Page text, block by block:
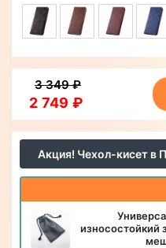
Акция! Чехол-кисет
износостойкий
2 749 ₽
3 349 ₽